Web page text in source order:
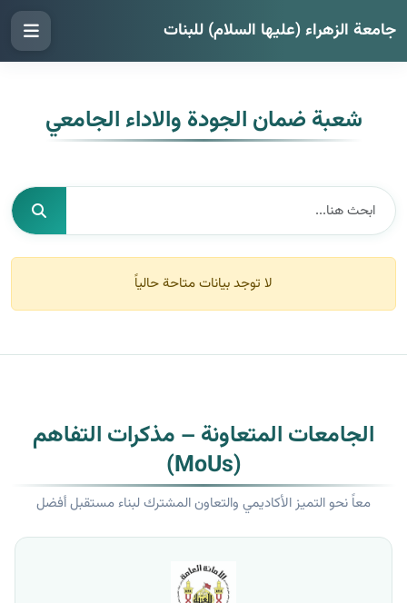
جامعة الزهراء (عليها السلام) للبنات
شعبة ضمان الجودة والاداء الجامعي
لا توجد بيانات متاحة حالياً
الجامعات المتعاونة – مذكرات التفاهم
(MoUs)
معاً نحو التميز الأكاديمي والتعاون المشترك لبناء مستقبل أفضل